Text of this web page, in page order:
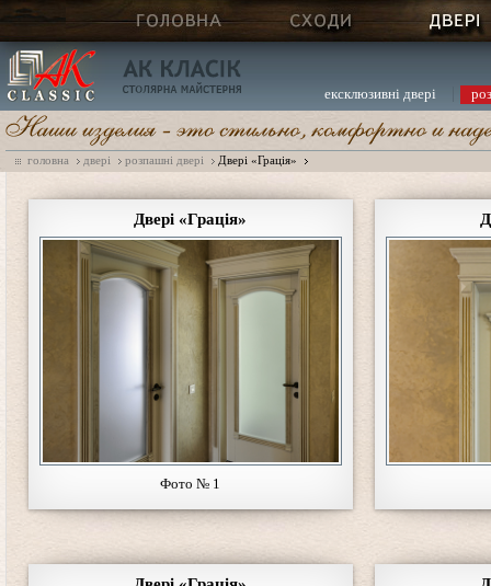
ексклюзивні двері
головна двері розпашні двері Двері «Грація»
Двері «Грація»
Фото № 1